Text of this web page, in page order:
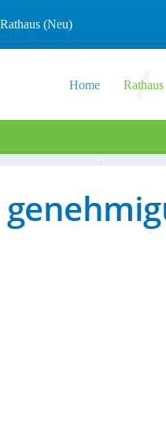
(Neu)
Home Rathaus